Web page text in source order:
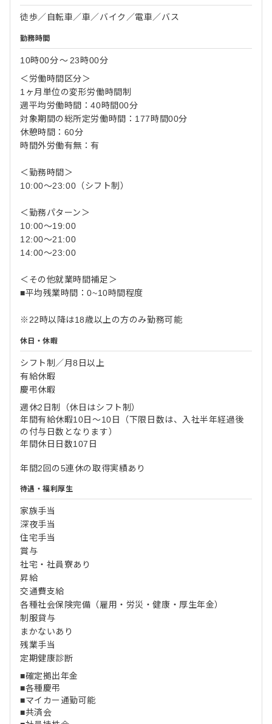
徒歩／自転車／車／バイク／電車／バス
勤務時間
10時00分〜 23時00分
＜労働時間区分＞
1ヶ月単位の変形労働時間制
週平均労働時間：40時間00分
対象期間の総所定労働時間：177時間00分
休憩時間：60分
時間外労働有無：有
＜勤務時間＞
10:00～23:00（シフト制）
＜勤務パターン＞
10:00～19:00
12:00～21:00
14:00～23:00
＜その他就業時間補足＞
■平均残業時間：0~10時間程度
※22時以降は18歳以上の方のみ勤務可能
休日・休暇
シフト制／月8日以上
有給休暇
慶弔休暇
週休2日制（休日はシフト制）
年間有給休暇10日～10日（下限日数は、入社半年経過後
の付与日数となります）
年間休日日数107日
年間2回の5連休の取得実績あり
待遇・福利厚生
家族手当
深夜手当
住宅手当
賞与
社宅・社員寮あり
昇給
交通費支給
各種社会保険完備（雇用・労災・健康・厚生年金）
制服貸与
まかないあり
残業手当
定期健康診断
■確定拠出年金
■各種慶弔
■マイカー通勤可能
■共済会